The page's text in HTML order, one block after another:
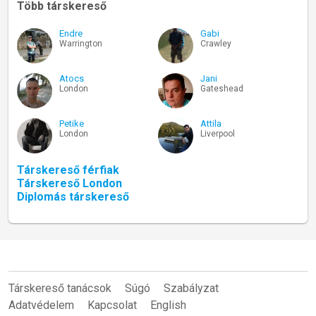
Több társkereső
Endre
Warrington
Gabi
Crawley
Atocs
London
Jani
Gateshead
Petike
London
Attila
Liverpool
Társkereső férfiak
Társkereső London
Diplomás társkereső
Társkereső tanácsok Súgó
Szabályzat
Adatvédelem
Kapcsolat English